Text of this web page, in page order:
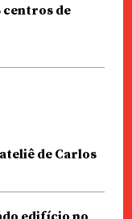
centros de
de Carlos